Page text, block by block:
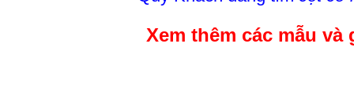
Xem thêm các mẫu và